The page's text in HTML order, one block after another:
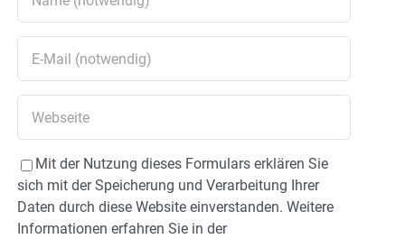
Mit der Nutzung dieses Formulars erklären Sie
sich mit der Speicherung und Verarbeitung Ihrer
Daten durch diese Website einverstanden. Weitere
Informationen erfahren Sie in der